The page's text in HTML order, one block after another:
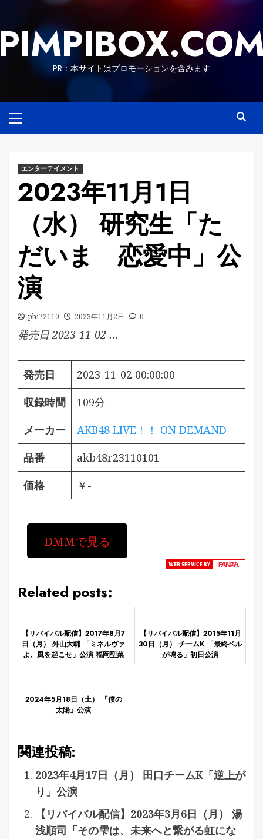
content
PR：本サイトはプロモーションを含みます
Menu
エンターテイメント
2023年11月1日
（水） 研究生「た
だいま 恋愛中」公
演
phi72110 2023年11月2日 0
発売日 2023-11-02 …
発売日
2023-11-02 00:00:00
収録時間
109分
メーカー
AKB48 LIVE！！ ON DEMAND
品番
akb48r23110101
価格
￥-
DMMで見る
Related posts:
【リバイバル配信】2017年8月7
日（月） 外山大輔 「ミネルヴァ
よ、風を起こせ」公演 福岡聖菜
【リバイバル配信】2015年11月
30日（月） チームK 「最終ベル
が鳴る」初日公演
2024年5月18日（土） 「僕の
太陽」公演
関連投稿:
2023年4月17日（月） 田口チームK「逆上が
り」公演
【リバイバル配信】2023年3月6日（月） 湯
浅順司「その雫は、未来へと繋がる虹にな